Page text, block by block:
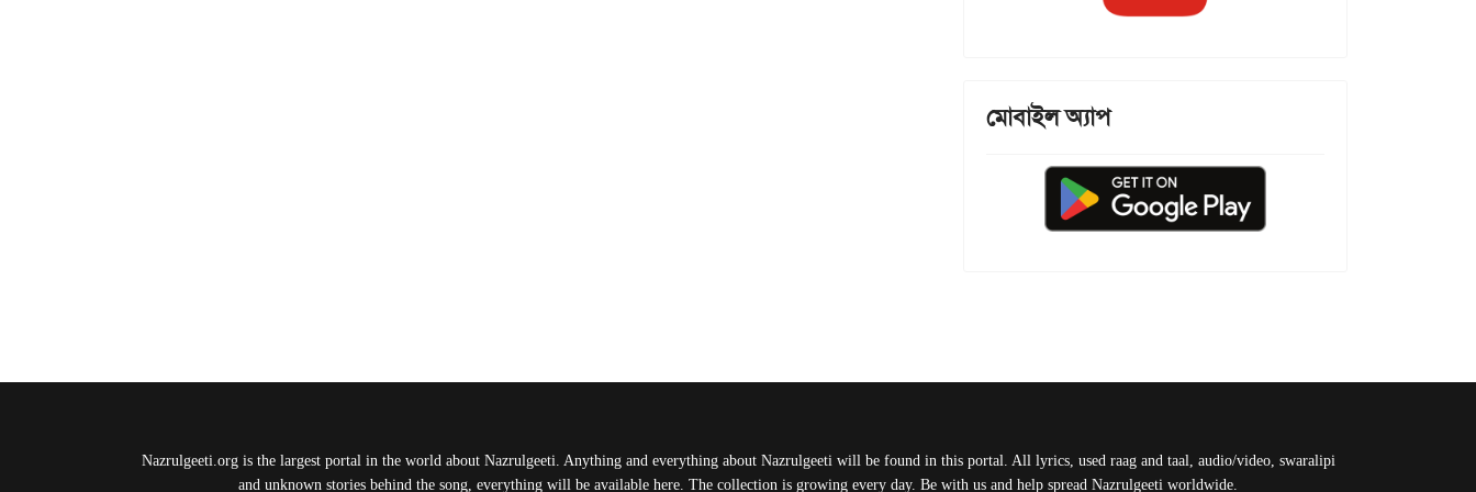
মোবাইল অ্যাপ
Nazrulgeeti.org is the largest portal in the world about Nazrulgeeti. Anything and everything about Nazrulgeeti will be found in this portal. All lyrics, used raag and taal, audio/video, swaralipi
and unknown stories behind the song, everything will be available here. The collection is growing every day. Be with us and help spread Nazrulgeeti worldwide.